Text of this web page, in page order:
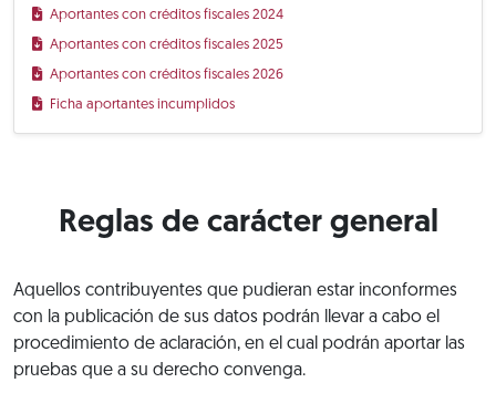
Aportantes con créditos fiscales 2024
Aportantes con créditos fiscales 2025
Aportantes con créditos fiscales 2026
Ficha aportantes incumplidos
Reglas de carácter general
Aquellos contribuyentes que pudieran estar inconformes
con la publicación de sus datos podrán llevar a cabo el
procedimiento de aclaración, en el cual podrán aportar las
pruebas que a su derecho convenga.